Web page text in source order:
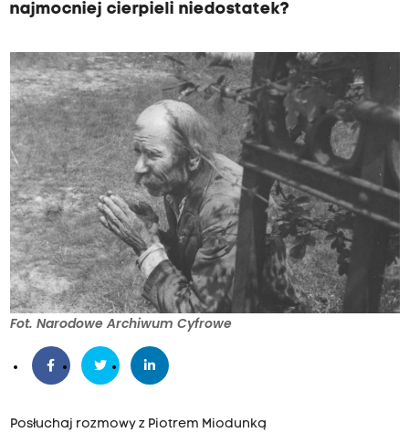
najmocniej cierpieli niedostatek?
Fot. Narodowe Archiwum Cyfrowe
Posłuchaj rozmowy z Piotrem Miodunką